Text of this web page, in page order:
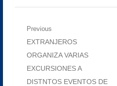
Navegación
entradas
Previous
Previous
post:
EXTRANJEROS
ORGANIZA VARIAS
EXCURSIONES A
DISTNTOS EVENTOS DE